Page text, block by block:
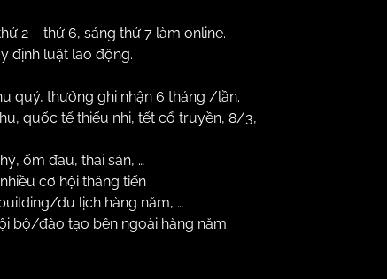
2 – thứ 6, sáng thứ 7 làm online.
định luật lao động.
quý, thưởng ghi nhận 6 tháng /lần.
quốc tế thiếu nhi, tết cổ truyền, 8/3,
ốm đau, thai sản, …
cơ hội thăng tiến
du lịch hàng năm, …
bộ/đào tạo bên ngoài hàng năm